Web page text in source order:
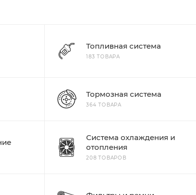
Топливная система
183 ТОВАРА
Тормозная система
364 ТОВАРА
Система охлаждения и
отопления
208 ТОВАРОВ